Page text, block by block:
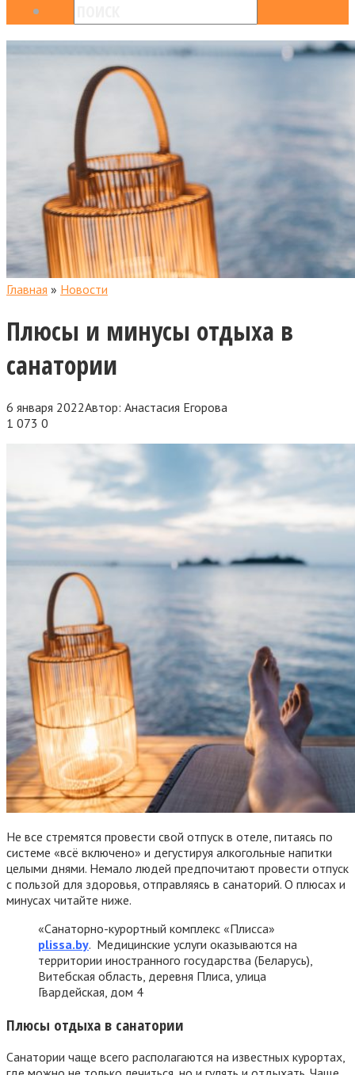
Главная » Новости
Плюсы и минусы отдыха в
санатории
6 января 2022Автор: Анастасия Егорова
1 073 0
Не все стремятся провести свой отпуск в отеле питаясь по
системе «всё включено» и дегустируя алкогольные напитки
целыми днями. Немало людей предпочитают провести отпуск
с пользой для здоровья отправляясь в санаторий. О плюсах и
минусах читайте ниже.
«Санаторно-курортный комплекс «Плисса»
plissa.by. Медицинские услуги оказываются на
территории иностранного государства (Беларусь),
Витебская область, деревня Плиса, улица
Гвардейская, дом 4
Плюсы отдыха в санатории
Санатории чаще всего располагаются на известных курортах,